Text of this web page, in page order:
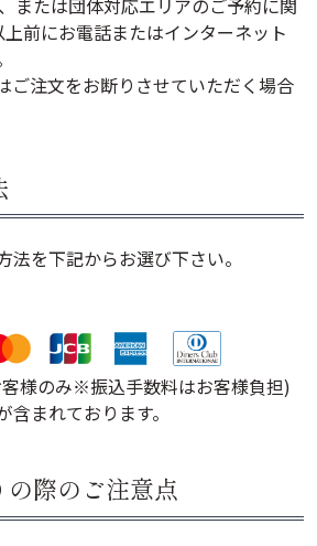
前にお電話またはインターネット
ご注文をお断りさせていただく場合
法を下記からお選び下さい。
客様のみ※振込手数料はお客様負担)
含まれております。
際のご注意点